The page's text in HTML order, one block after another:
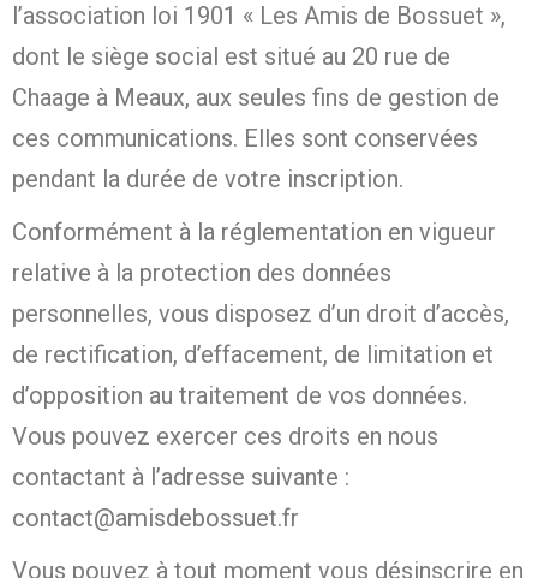
l’association loi 1901 « Les Amis de Bossuet »,
dont le siège social est situé au 20 rue de
Chaage à Meaux, aux seules fins de gestion de
ces communications. Elles sont conservées
pendant la durée de votre inscription.
Conformément à la réglementation en vigueur
relative à la protection des données
personnelles, vous disposez d’un droit d’accès,
de rectification, d’effacement, de limitation et
d’opposition au traitement de vos données.
Vous pouvez exercer ces droits en nous
contactant à l’adresse suivante :
contact@amisdebossuet.fr
Vous pouvez à tout moment vous désinscrire en